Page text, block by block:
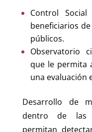
Control
beneficiarios
públicos.
Observatorio
que le permita
una evaluación
Desarrollo de
dentro de las
permitan